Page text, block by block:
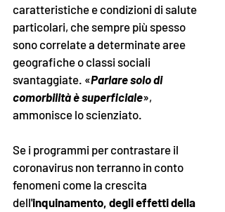
caratteristiche e condizioni di salute
particolari, che sempre più spesso
sono correlate a determinate aree
geografiche o classi sociali
svantaggiate. «Parlare solo di
comorbilità è superficiale»,
ammonisce lo scienziato.
Se i programmi per contrastare il
coronavirus non terranno in conto
fenomeni come la crescita
dell'inquinamento, degli effetti della